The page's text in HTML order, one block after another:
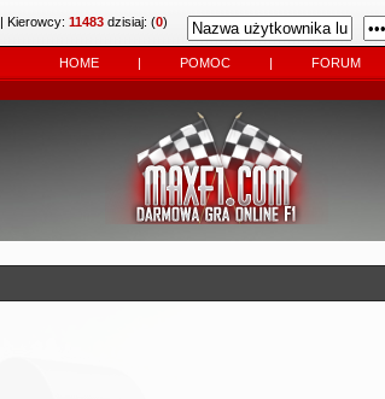
| Kierowcy: 11483 dzisiaj: (0)
HOME | POMOC | FORUM